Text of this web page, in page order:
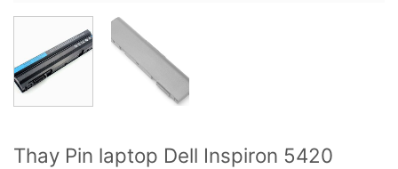
Thay Pin laptop Dell Inspiron 5420